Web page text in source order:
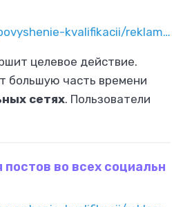
/povyshenie-kvalifikacii/reklama-i-marketing/mobilnye-prilojeniya/reklama-mobilnogo-prilojeniya-v-socialnyh-setyah-vkontakte-odnok
целевое действие.
большую часть времени
сетях. Пользователи
Telegram или
во всех социальн